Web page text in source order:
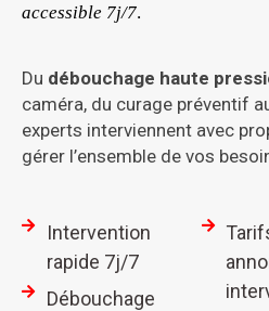
accessible 7j/7.
Du débouchage haute
caméra, du curage préventif
experts interviennent avec
gérer l’ensemble de vos
Intervention
rapide 7j/7
Débouchage